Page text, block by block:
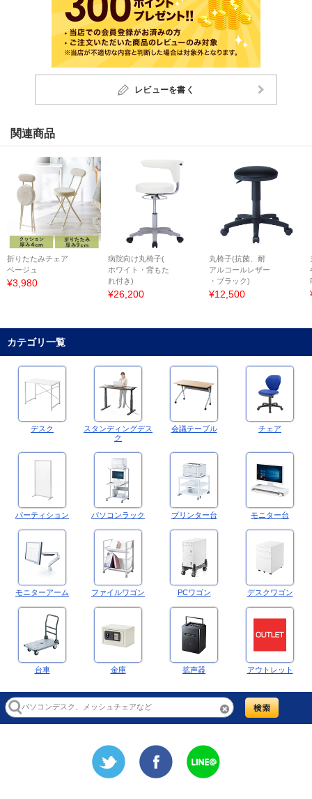
レビューを書く
関連商品
折りたたみチェア
ベージュ
¥3,980
病院向け丸椅子(
ホワイト・背もた
れ付き)
¥26,200
丸椅子(抗菌、耐
アルコールレザー
・ブラック)
¥12,500
カテゴリ一覧
デスク
スタンディングデス
ク
会議テーブル チェア
パーティション パソコンラック プリンター台 モニター台
モニターアーム ファイルワゴン PCワゴン デスクワゴン
台車 金庫 拡声器 アウトレット